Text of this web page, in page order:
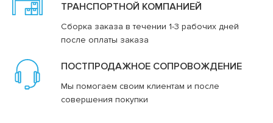
ТРАНСПОРТНОЙ КОМПАНИЕЙ
Сборка заказа в течении 1-3 рабочих дней
после оплаты заказа
ПОСТПРОДАЖНОЕ СОПРОВОЖДЕНИЕ
Мы помогаем своим клиентам и после
совершения покупки